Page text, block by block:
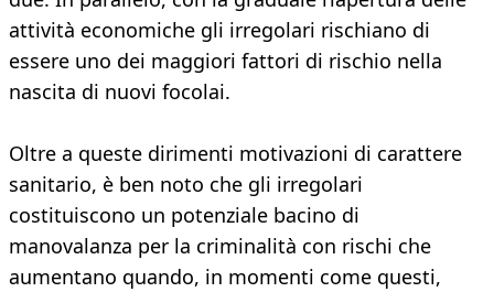
attività economiche gli irregolari rischiano di
essere uno dei maggiori fattori di rischio nella
nascita di nuovi focolai.
Oltre a queste dirimenti motivazioni di carattere
sanitario, è ben noto che gli irregolari
costituiscono un potenziale bacino di
manovalanza per la criminalità con rischi che
aumentano quando, in momenti come questi,